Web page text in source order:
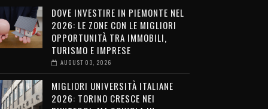
DOVE INVESTIRE IN PIEMONTE NEL
2026: LE ZONE CON LE MIGLIORI
OPPORTUNITÀ TRA IMMOBILI,
TURISMO E IMPRESE
AUGUST 03, 2026
MIGLIORI UNIVERSITÀ ITALIANE
2026: TORINO CRESCE NEI